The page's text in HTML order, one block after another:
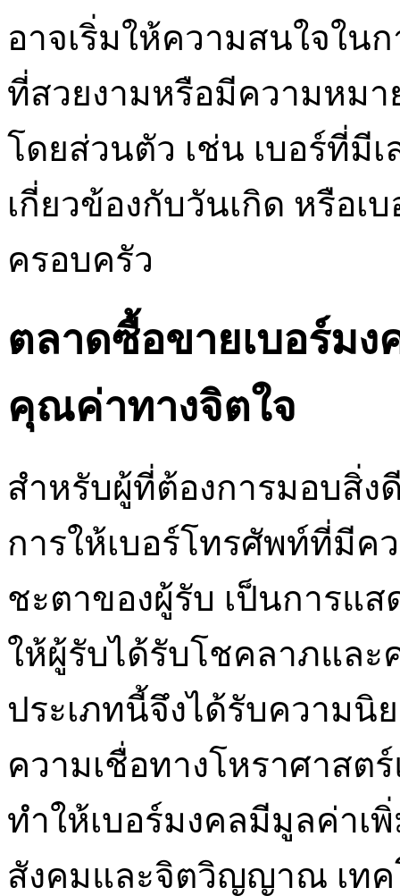
อาจเริ่มให้ความสนใจใน
ที่สวยงามหรือมีความหมา
โดยส่วนตัว เช่น เบอร์ที่มี
เกี่ยวข้องกับวันเกิด หรือ
ครอบครัว
ตลาดซื้อขายเบอร์ม
คุณค่าทางจิตใจ
สำหรับผู้ที่ต้องการมอบสิ่
การให้เบอร์โทรศัพท์ที่มีค
ชะตาของผู้รับ เป็นการแ
ให้ผู้รับได้รับโชคลาภและ
ประเภทนี้จึงได้รับความ
ความเชื่อทางโหราศาสต
ทำให้เบอร์มงคลมีมูลค่า
สังคมและจิตวิญญาณ เท